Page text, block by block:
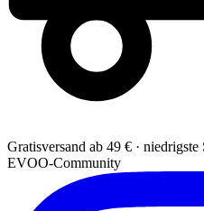
Gratisversand ab 49 € ·
EVOO-Community